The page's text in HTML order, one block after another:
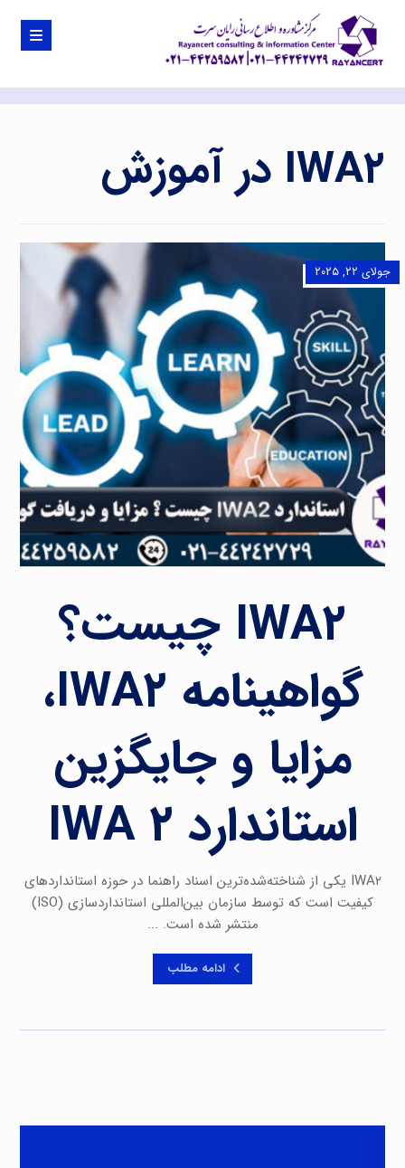
IWA۲ در آموزش
IWA۲ چیست؟
گواهینامه IWA۲،
مزایا و جایگزین
استاندارد IWA ۲
جولای ۲۲, ۲۰۲۵
IWA۲ یکی از شناخته‌شده‌ترین اسناد راهنما در حوزه استانداردهای
کیفیت است که توسط سازمان بین‌المللی استانداردسازی (ISO)
منتشر شده است. ...
ادامه مطلب